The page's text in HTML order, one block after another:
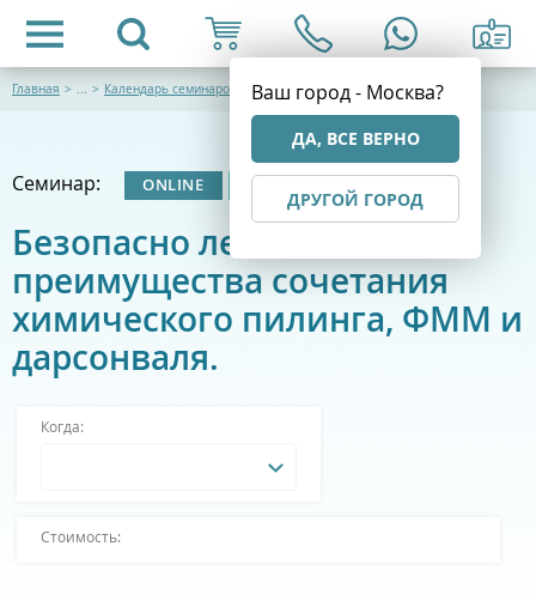
Ваш город - Москва?
ДА, ВСЕ ВЕРНО
ДРУГОЙ ГОРОД
Главная > ... > Календарь семинаров
Семинар: ONLINE ОЧНЫЙ
Безопасно летом:
преимущества сочетания
химического пилинга, ФММ и
дарсонваля.
Когда:
Стоимость: